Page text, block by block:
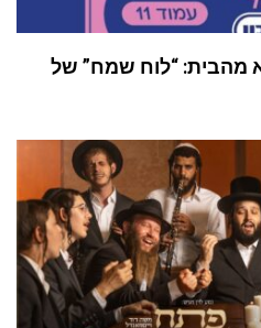
מהבית: “לוח שמח” של